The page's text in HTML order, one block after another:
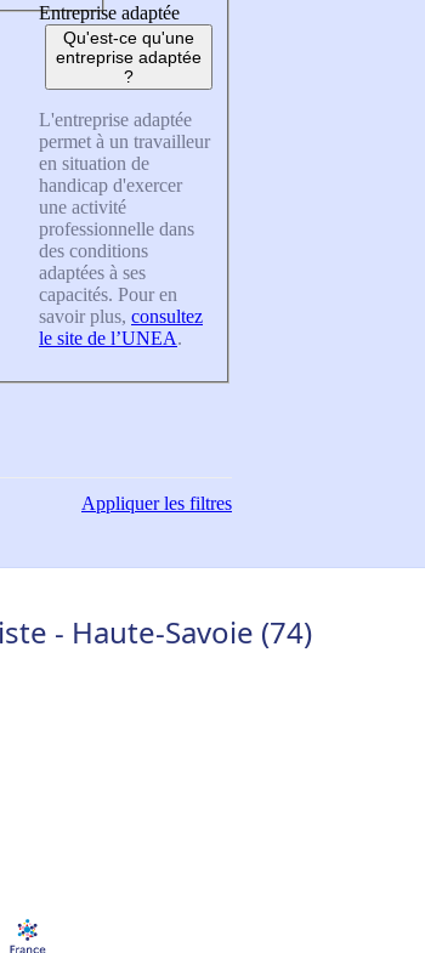
Entreprise adaptée
Qu'est-ce qu'une
entreprise adaptée
?
L'entreprise adaptée
permet à un travailleur
en situation de
handicap d'exercer
une activité
professionnelle dans
des conditions
adaptées à ses
capacités. Pour en
savoir plus, consultez
le site de l’UNEA.
Appliquerles filtres
- Haute-Savoie (74)